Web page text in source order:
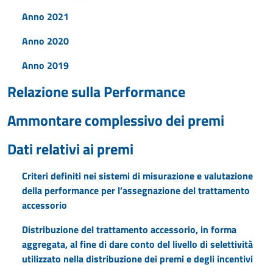
Anno 2021
Anno 2020
Anno 2019
Relazione sulla Performance
Ammontare complessivo dei premi
Dati relativi ai premi
Criteri definiti nei sistemi di misurazione e valutazione
della performance per l’assegnazione del trattamento
accessorio
Distribuzione del trattamento accessorio, in forma
aggregata, al fine di dare conto del livello di selettività
utilizzato nella distribuzione dei premi e degli incentivi